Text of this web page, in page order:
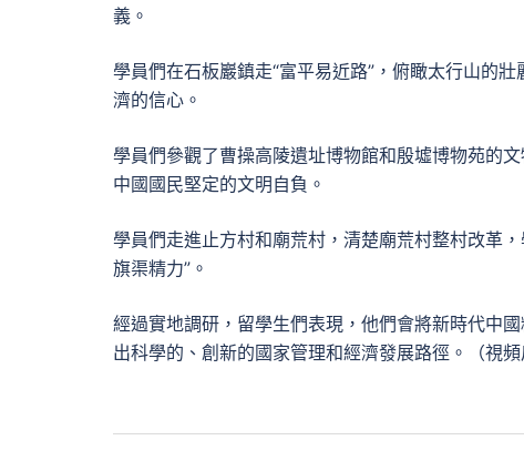
義。
學員們在石板巖鎮走“富平易近路”，俯瞰太行山的
濟的信心。
學員們參觀了曹操高陵遺址博物館和殷墟博物苑的
中國國民堅定的文明自負。
學員們走進止方村和廟荒村，清楚廟荒村整村改革
旗渠精力”。
經過實地調研，留學生們表現，他們會將新時代中
出科學的、創新的國家管理和經濟發展路徑。（視頻